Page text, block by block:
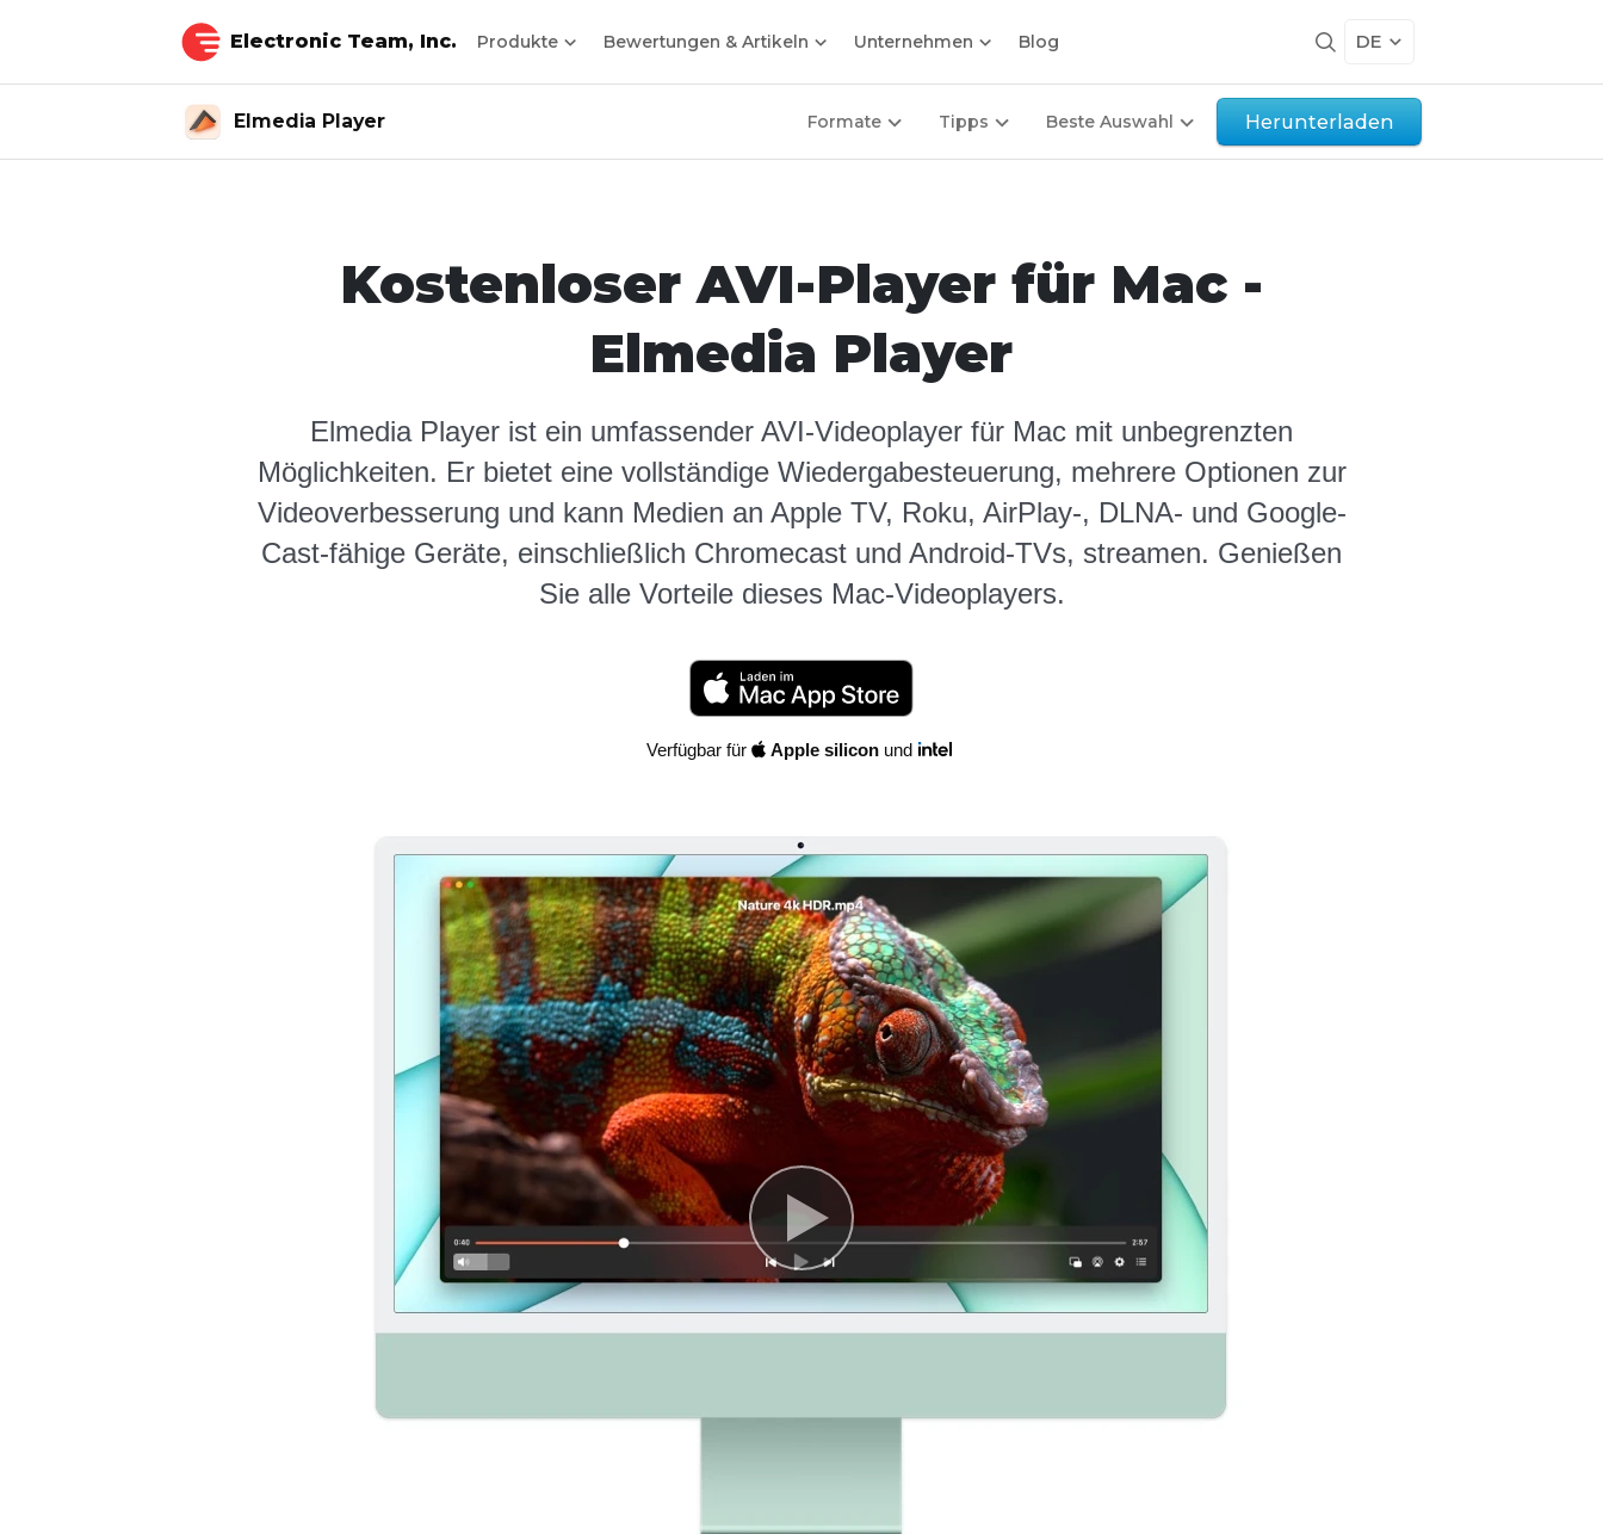
Electronic Team, Inc. DE
Produkte Bewertungen & Artikeln Unternehmen Blog
Elmedia Player Formate Tipps Beste Auswahl Herunterladen
Kostenloser AVI-Player für Mac -
Elmedia Player
Elmedia Player ist ein umfassender AVI-Videoplayer für Mac mit unbegrenzten
Möglichkeiten. Er bietet eine vollständige Wiedergabesteuerung, mehrere Optionen zur
Videoverbesserung und kann Medien an Apple TV, Roku, AirPlay-, DLNA- und Google-
Cast-fähige Geräte, einschließlich Chromecast und Android-TVs, streamen. Genießen
Sie alle Vorteile dieses Mac-Videoplayers.
Verfügbar für Apple siliconund